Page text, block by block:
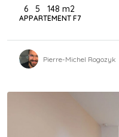
6 5 148 m2
APPARTEMENT F7
Pierre-Michel Rogozyk